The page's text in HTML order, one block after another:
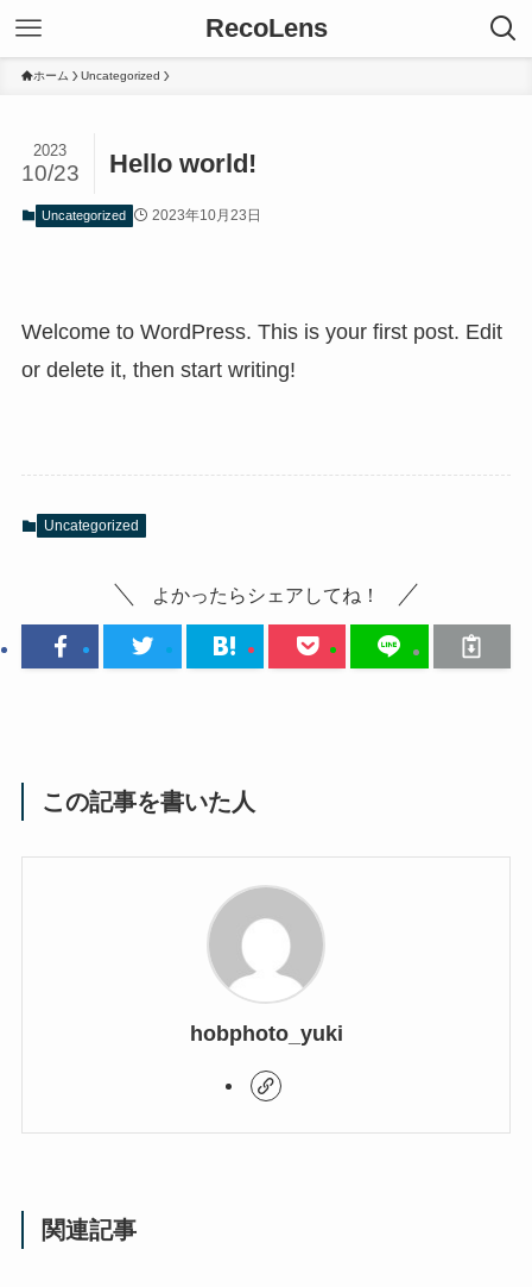
RecoLens
ホーム Uncategorized
Hello world!
2023
10/23
Uncategorized 2023年10月23日
Welcome to WordPress. This is your first post. Edit
or delete it, then start writing!
Uncategorized
よかったらシェアしてね！
この記事を書いた人
hobphoto_yuki
関連記事